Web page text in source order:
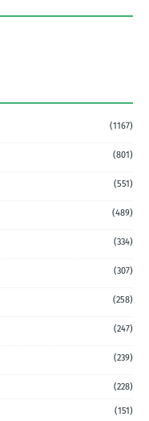
(1167)
(801)
(551)
(489)
(334)
(307)
(258)
(247)
(239)
(228)
(151)